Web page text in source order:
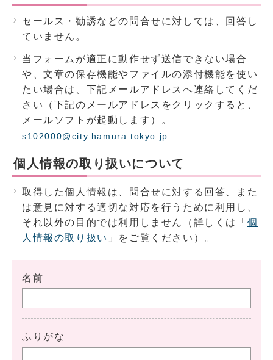
セールス・勧誘などの問合せに対しては、回答し
ていません。
当フォームが適正に動作せず送信できない場合
や、文章の保存機能やファイルの添付機能を使い
たい場合は、下記メールアドレスへ連絡してくだ
さい（下記のメールアドレスをクリックすると、
メールソフトが起動します）。
s102000@city.hamura.tokyo.jp
個人情報の取り扱いについて
取得した個人情報は、問合せに対する回答、また
は意見に対する適切な対応を行うために利用し、
それ以外の目的では利用しません（詳しくは「 個
人情報の取り扱い 」をご覧ください）。
名前
ふりがな